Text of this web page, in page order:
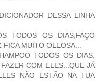
DESSA LINHA
TODOS OS DIAS,FAÇO
FICA MUITO OLEOSA...
TODOS OS DIAS,
COM ELES...QUE JÁ
NÃO ESTÃO NA TUA